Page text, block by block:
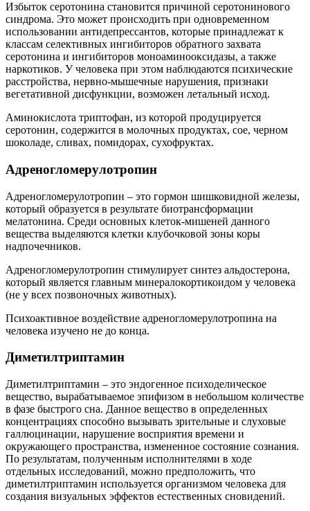
Избыток серотонина становится причиной серотонинового
синдрома. Это может происходить при одновременном
использовании антидепрессантов, которые принадлежат к
классам селективных ингибиторов обратного захвата
серотонина и ингибиторов моноаминооксидазы, а также
наркотиков. У человека при этом наблюдаются психические
расстройства, нервно-мышечные нарушения, признаки
вегетативной дисфункции, возможен летальный исход.
Аминокислота триптофан, из которой продуцируется
серотонин, содержится в молочных продуктах, сое, черном
шоколаде, сливах, помидорах, сухофруктах.
Адреногломерулотропин
Адреногломерулотропин – это гормон шишковидной железы,
который образуется в результате биотрансформации
мелатонина. Среди основных клеток-мишеней данного
вещества выделяются клетки клубочковой зоны коры
надпочечников.
Адреногломерулотропин стимулирует синтез альдостерона,
который является главным минералокортикоидом у человека
(не у всех позвоночных животных).
Психоактивное воздействие адреногломерулотропина на
человека изучено не до конца.
Диметилтриптамин
Диметилтриптамин – это эндогенное психоделическое
вещество, вырабатываемое эпифизом в небольшом количестве
в фазе быстрого сна. Данное вещество в определенных
концентрациях способно вызывать зрительные и слуховые
галлюцинации, нарушение восприятия времени и
окружающего пространства, измененное состояние сознания.
По результатам, полученным исполнителями в ходе
отдельных исследований, можно предположить, что
диметилтриптамин используется организмом человека для
создания визуальных эффектов естественных сновидений.